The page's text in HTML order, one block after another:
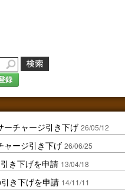
録
ーチャージ引き下げ 26/05/12
ャージ引き下げ 26/06/25
き下げを申請 13/04/18
き下げを申請 14/11/11